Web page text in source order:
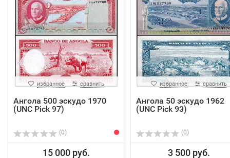
избранное сравнить
Ангола 500 эскудо 1970
(UNC Pick 97)
(0)
15 000 руб.
избранное сравнить
Ангола 50 эскудо 1962
(UNC Pick 93)
(0)
3 500 руб.